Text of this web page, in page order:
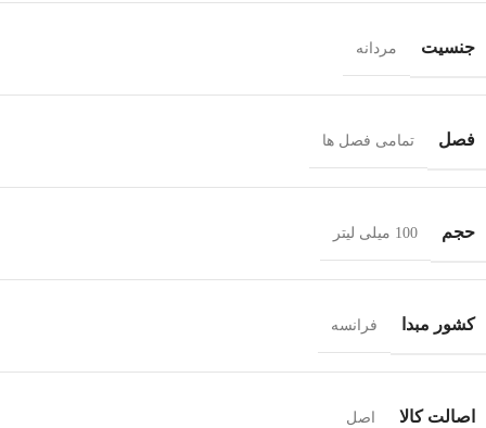
جنسيت مردانه
فصل تمامی فصل ها
حجم 100 میلی لیتر
کشور مبدا فرانسه
اصالت کالا اصل